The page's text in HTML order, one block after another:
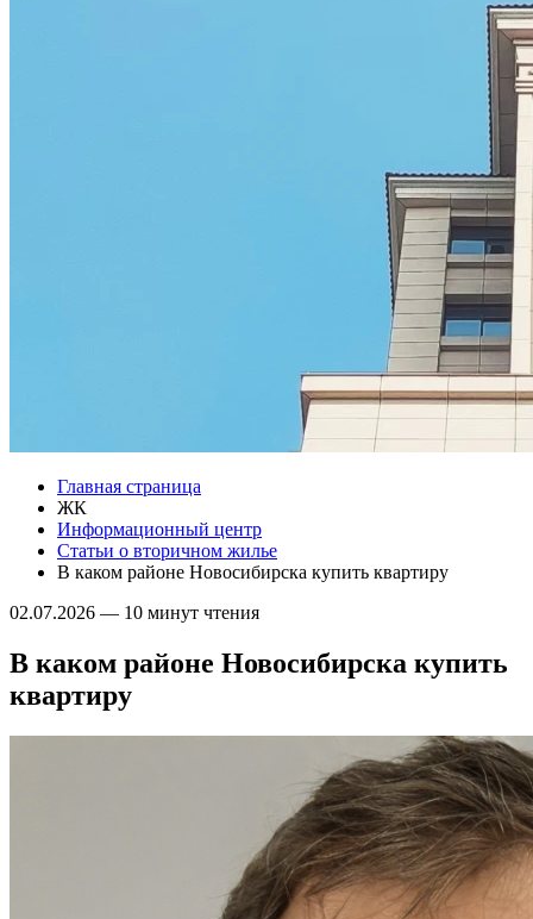
Главная страница
ЖК
Информационный центр
Статьи о вторичном жилье
В каком районе Новосибирска купить квартиру
02.07.2026 — 10 минут чтения
В каком районе Новосибирска купить
квартиру